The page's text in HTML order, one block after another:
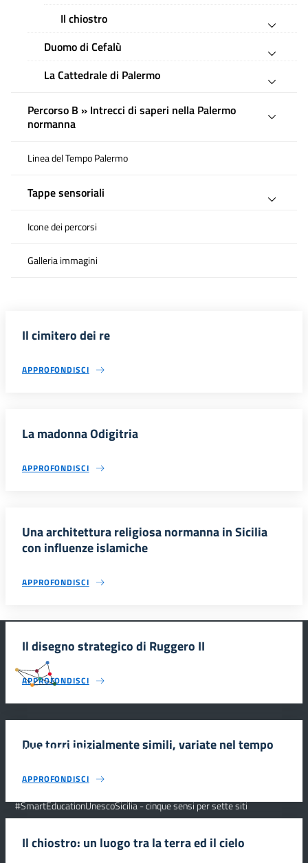
Il chiostro
Duomo di Cefalù
La Cattedrale di Palermo
Percorso B » Intrecci di saperi nella Palermo
normanna
Linea del Tempo Palermo
Tappe sensoriali
Icone dei percorsi
Galleria immagini
Il cimitero dei re
APPROFONDISCI
La madonna Odigitria
APPROFONDISCI
Una architettura religiosa normanna in Sicilia
con influenze islamiche
APPROFONDISCI
Il disegno strategico di Ruggero II
APPROFONDISCI
Due torri inizialmente simili, variate nel tempo
APPROFONDISCI
Il chiostro: un luogo tra la terra ed il cielo
INFORMAZIONI
#SmartEducationUnescoSicilia - cinque sensi per sette siti